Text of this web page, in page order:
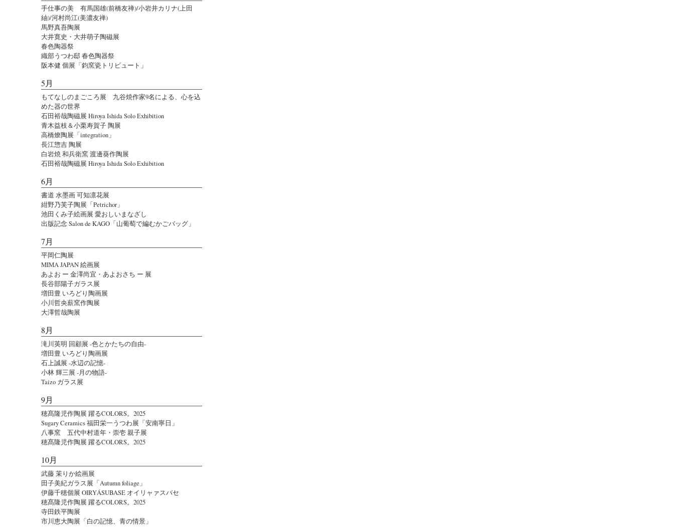
手仕事の美 有馬国雄(前橋友禅)/小岩井カリナ(上田
紬)/河村尚江(美濃友禅)
馬野真吾陶展
大井寛史・大井萌子陶磁展
春色陶器祭
織部うつわ邸 春色陶器祭
阪本健 個展「鈞窯瓷トリビュート」
5月
もてなしのまごころ展 九谷焼作家9名による、心を込
めた器の世界
石田裕哉陶磁展 Hiroya Ishida Solo Exhibition
青木益枝＆小栗寿賀子 陶展
高橋燎陶展「integration」
長江惣吉 陶展
白岩焼 和兵衛窯 渡邊葵作陶展
石田裕哉陶磁展 Hiroya Ishida Solo Exhibition
6月
書道 水墨画 可知凛花展
紺野乃芙子陶展「Petrichor」
池田くみ子絵画展 愛おしいまなざし
出版記念 Salon de KAGO「山葡萄で編むかごバッグ」
7月
平岡仁陶展
MIMA JAPAN 絵画展
あよお ー 金澤尚宜・あよおさち ー 展
長谷部陽子ガラス展
増田豊 いろどり陶画展
小川哲央薪窯作陶展
大澤哲哉陶展
8月
滝川英明 回顧展 -色とかたちの自由-
増田豊 いろどり陶画展
石上誠展 -水辺の記憶-
小林 輝三展 -月の物語-
Taizo ガラス展
9月
穂髙隆児作陶展 躍るCOLORS。2025
Sugary Ceramics 福田栄一うつわ展「安南寧日」
八事窯 五代中村道年・崇壱 親子展
穂髙隆児作陶展 躍るCOLORS。2025
10月
武藤 茉りか絵画展
田子美紀ガラス展「Autumn foliage」
伊藤千穂個展 OIRYÁSUBASE オイリャァスバセ
穂髙隆児作陶展 躍るCOLORS。2025
寺田鉄平陶展
市川恵大陶展「白の記憶、青の情景」